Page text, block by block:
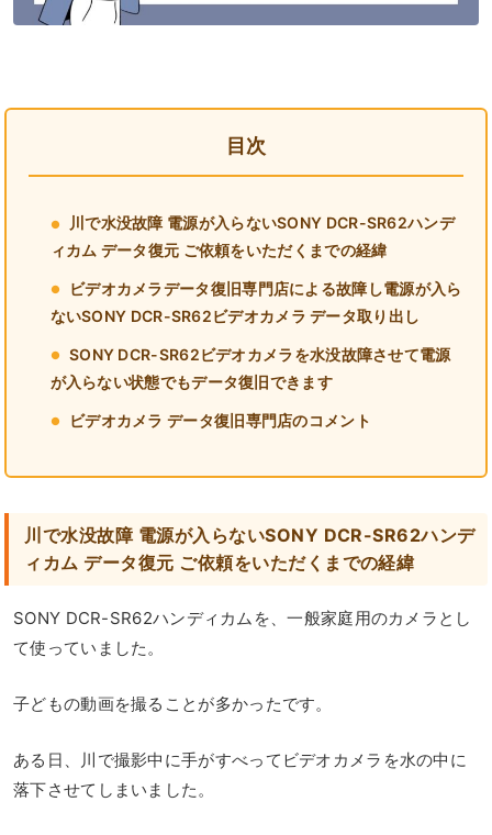
目次
川で水没故障 電源が入らないSONY DCR-SR62ハンデ
ィカム データ復元 ご依頼をいただくまでの経緯
ビデオカメラデータ復旧専門店による故障し電源が入ら
ないSONY DCR-SR62ビデオカメラ データ取り出し
SONY DCR-SR62ビデオカメラを水没故障させて電源
が入らない状態でもデータ復旧できます
ビデオカメラ データ復旧専門店のコメント
川で水没故障 電源が入らないSONY DCR-SR62ハンデ
ィカム データ復元 ご依頼をいただくまでの経緯
SONY DCR-SR62ハンディカムを、一般家庭用のカメラとし
て使っていました。
子どもの動画を撮ることが多かったです。
ある日、川で撮影中に手がすべってビデオカメラを水の中に
落下させてしまいました。